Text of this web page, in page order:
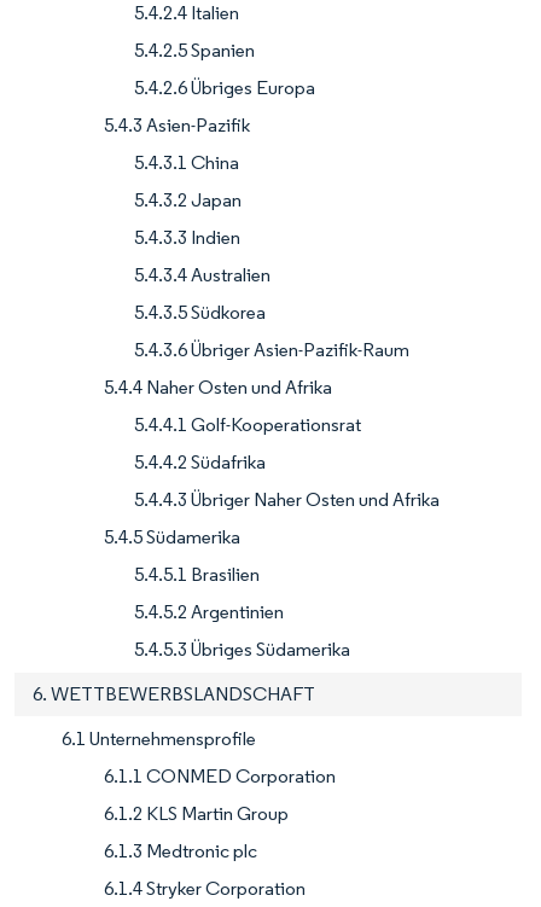
5.4.2.4 Italien
5.4.2.5 Spanien
5.4.2.6 Übriges Europa
5.4.3 Asien-Pazifik
5.4.3.1 China
5.4.3.2 Japan
5.4.3.3 Indien
5.4.3.4 Australien
5.4.3.5 Südkorea
5.4.3.6 Übriger Asien-Pazifik-Raum
5.4.4 Naher Osten und Afrika
5.4.4.1 Golf-Kooperationsrat
5.4.4.2 Südafrika
5.4.4.3 Übriger Naher Osten und Afrika
5.4.5 Südamerika
5.4.5.1 Brasilien
5.4.5.2 Argentinien
5.4.5.3 Übriges Südamerika
6. WETTBEWERBSLANDSCHAFT
6.1 Unternehmensprofile
6.1.1 CONMED Corporation
6.1.2 KLS Martin Group
6.1.3 Medtronic plc
6.1.4 Stryker Corporation